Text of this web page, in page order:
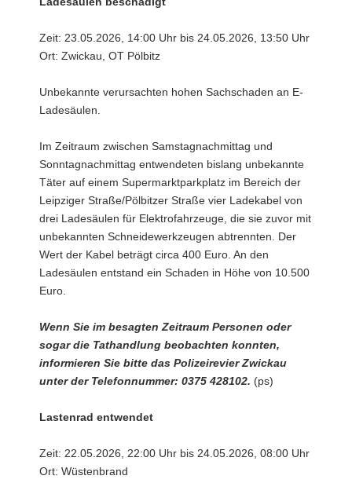
Zeit: 23.05.2026, 14:00 Uhr bis 24.05.2026, 13:50 Uhr
Ort: Zwickau, OT Pölbitz
Unbekannte verursachten hohen Sachschaden an E-
Ladesäulen.
Im Zeitraum zwischen Samstagnachmittag und
Sonntagnachmittag entwendeten bislang unbekannte
Täter auf einem Supermarktparkplatz im Bereich der
Leipziger Straße/Pölbitzer Straße vier Ladekabel von
drei Ladesäulen für Elektrofahrzeuge, die sie zuvor mit
unbekannten Schneidewerkzeugen abtrennten. Der
Wert der Kabel beträgt circa 400 Euro. An den
Ladesäulen entstand ein Schaden in Höhe von 10.500
Euro.
Wenn Sie im besagten Zeitraum Personen oder
sogar die Tathandlung beobachten konnten,
informieren Sie bitte das Polizeirevier Zwickau
unter der Telefonnummer: 0375 428102. (ps)
Lastenrad entwendet
Zeit: 22.05.2026, 22:00 Uhr bis 24.05.2026, 08:00 Uhr
Ort: Wüstenbrand